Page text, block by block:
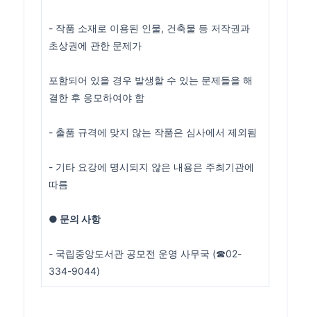
- 작품 소재로 이용된 인물, 건축물 등 저작권과
초상권에 관한 문제가
포함되어 있을 경우 발생할 수 있는 문제들을 해
결한 후 응모하여야 함
- 출품 규격에 맞지 않는 작품은 심사에서 제외됨
- 기타 요강에 명시되지 않은 내용은 주최기관에
따름
● 문의 사항
- 국립중앙도서관 공모전 운영 사무국 (☎02-
334-9044)